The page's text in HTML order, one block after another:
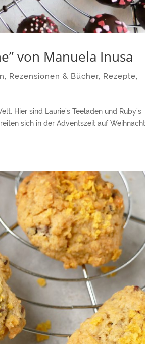
von Manuela Inusa
, Rezensionen & Bücher, Rezepte,
Hier sind Laurie’s Teeladen und Ruby’s
sich in der Adventszeit auf